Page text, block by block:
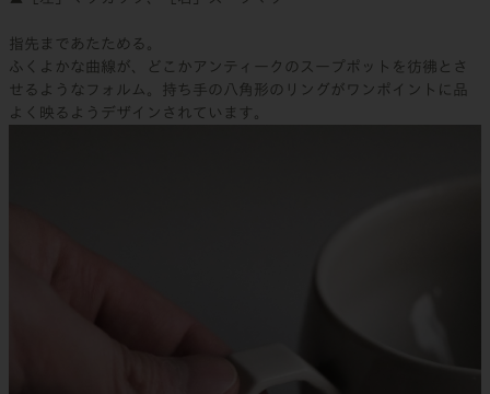
指先まであたためる。
ふくよかな曲線が、どこかアンティークのスープポットを彷彿とさ
せるようなフォルム。持ち手の八角形のリングがワンポイントに品
よく映るようデザインされています。